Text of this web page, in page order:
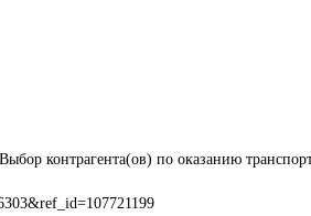
Выбор контрагента(ов) по оказанию